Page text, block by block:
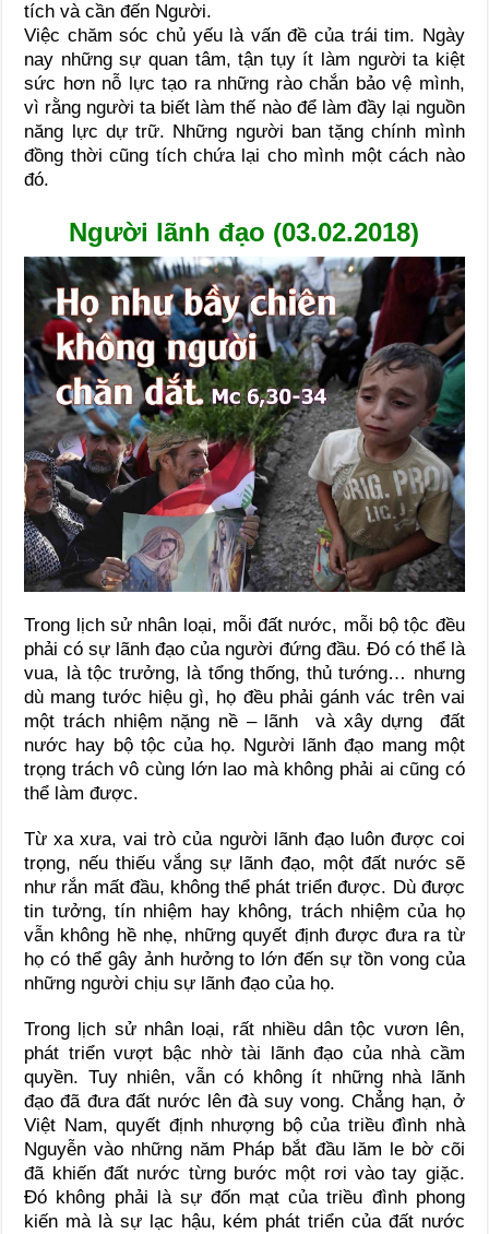
tích và cần đến Người.
Việc chăm sóc chủ yếu là vấn đề của trái tim. Ngày
nay những sự quan tâm, tận tụy ít làm người ta kiệt
sức hơn nỗ lực tạo ra những rào chắn bảo vệ mình,
vì rằng người ta biết làm thế nào để làm đầy lại nguồn
năng lực dự trữ. Những người ban tặng chính mình
đồng thời cũng tích chứa lại cho mình một cách nào
đó.
Người lãnh đạo (03.02.2018)
Trong lịch sử nhân loại, mỗi đất nước, mỗi bộ tộc đều
phải có sự lãnh đạo của người đứng đầu. Đó có thể là
vua, là tộc trưởng, là tổng thống, thủ tướng… nhưng
dù mang tước hiệu gì, họ đều phải gánh vác trên vai
một trách nhiệm nặng nề – lãnh và xây dựng đất
nước hay bộ tộc của họ. Người lãnh đạo mang một
trọng trách vô cùng lớn lao mà không phải ai cũng có
thể làm được.
Từ xa xưa, vai trò của người lãnh đạo luôn được coi
trọng, nếu thiếu vắng sự lãnh đạo, một đất nước sẽ
như rắn mất đầu, không thể phát triển được. Dù được
tin tưởng, tín nhiệm hay không, trách nhiệm của họ
vẫn không hề nhẹ, những quyết định được đưa ra từ
họ có thể gây ảnh hưởng to lớn đến sự tồn vong của
những người chịu sự lãnh đạo của họ.
Trong lịch sử nhân loại, rất nhiều dân tộc vươn lên,
phát triển vượt bậc nhờ tài lãnh đạo của nhà cầm
quyền. Tuy nhiên, vẫn có không ít những nhà lãnh
đạo đã đưa đất nước lên đà suy vong. Chẳng hạn, ở
Việt Nam, quyết định nhượng bộ của triều đình nhà
Nguyễn vào những năm Pháp bắt đầu lăm le bờ cõi
đã khiến đất nước từng bước một rơi vào tay giặc.
Đó không phải là sự đốn mạt của triều đình phong
kiến mà là sự lạc hậu, kém phát triển của đất nước